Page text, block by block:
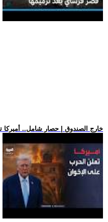
.. خارج الصندوق | حصار شامل..